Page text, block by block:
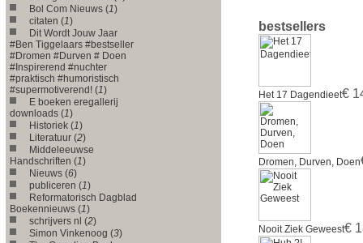
Bol Com Nieuws (1)
citaten (1)
Dit Wordt Jouw Jaar
#Ben Tiggelaars #bestseller
#Dromen #Durven # Doen
#Inspirerend #nuchter
#praktisch #humoristisch
#supermotiverend! (1)
E boeken eregallerij
downloads (1)
Historiek (1)
Literatuur (2)
Middeleeuwse
Handschriften (1)
Nieuws (6)
publiceren (1)
Reformatorisch Dagblad
Boekennieuws (1)
schrijvers nl (2)
Simon Vinkenoog (3)
bestsellers
Het 17 Dagendieet€
Dromen, Durven, Doen
Nooit Ziek Geweest€